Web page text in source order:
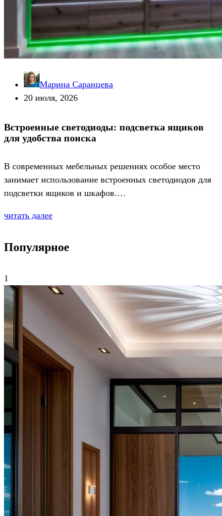
Марина Саранцева
20 июля, 2026
Встроенные светодиоды: подсветка ящиков
для удобства поиска
В современных мебельных решениях особое место
занимает использование встроенных светодиодов для
подсветки ящиков и шкафов.…
читать далее
Популярное
1